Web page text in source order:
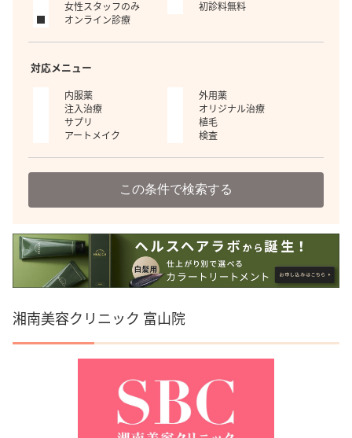
女性スタッフのみ
初診料無料
オンライン診療
対応メニュー
内服薬
外用薬
注入治療
オリジナル治療
サプリ
植毛
アートメイク
検査
この条件で検索する
湘南美容クリニック 富山院